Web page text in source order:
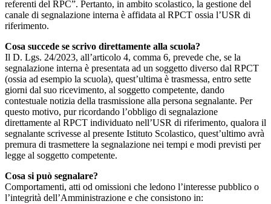
referenti del RPC”. Pertanto, in ambito scolastico, la gestione del
canale di segnalazione interna è affidata al RPCT ossia l’USR di
riferimento.
Cosa succede se scrivo direttamente alla scuola?
Il D. Lgs. 24/2023, all’articolo 4, comma 6, prevede che, se la
segnalazione interna è presentata ad un soggetto diverso dal RPCT
(ossia ad esempio la scuola), quest’ultima è trasmessa, entro sette
giorni dal suo ricevimento, al soggetto competente, dando
contestuale notizia della trasmissione alla persona segnalante. Per
questo motivo, pur ricordando l’obbligo di segnalazione
direttamente al RPCT individuato nell’USR di riferimento, qualora il
segnalante scrivesse al presente Istituto Scolastico, quest’ultimo avrà
premura di trasmettere la segnalazione nei tempi e modi previsti per
legge al soggetto competente.
Cosa si può segnalare?
Comportamenti, atti od omissioni che ledono l’interesse pubblico o
l’integrità dell’Amministrazione e che consistono in: